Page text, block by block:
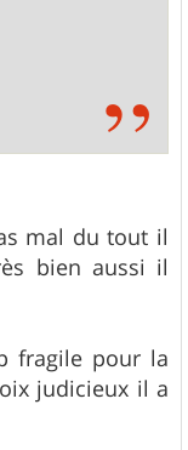
mal du tout il
bien aussi il
fragile pour la
judicieux il a